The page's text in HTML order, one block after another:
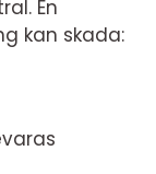
En
kan skada: